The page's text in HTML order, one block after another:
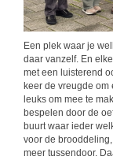
Een plek waar je
daar vanzelf. En
met een luisterend
keer de vreugde
leuks om mee te
bespelen door de
buurt waar ieder
voor de
meer tussendoor.